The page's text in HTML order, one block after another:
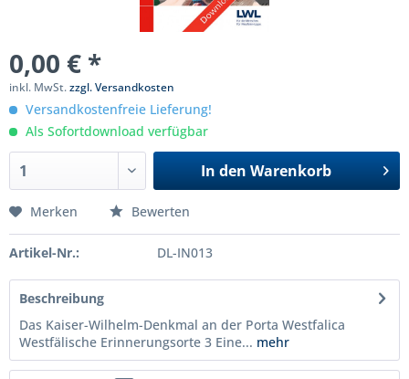
0,00 € *
inkl. MwSt.zzgl. Versandkosten
Versandkostenfreie Lieferung!
Als Sofortdownload verfügbar
In den Warenkorb
Merken Bewerten
Artikel-Nr.: DL-IN013
Beschreibung
Das Kaiser-Wilhelm-Denkmal an der Porta Westfalica
Westfälische Erinnerungsorte 3 Eine... mehr